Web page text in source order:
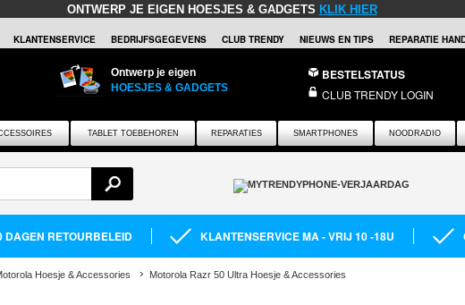
ONTWERP JE EIGEN HOESJES & GADGETS KLIK HIER
KLANTENSERVICE BEDRIJFSGEGEVENS CLUB TRENDY NIEUWS EN TIPS REPARATIE
Ontwerp je eigen
HOESJES & GADGETS
BESTELSTATUS
CLUB TRENDY LOGIN
TABLET TOEBEHOREN REPARATIES SMARTPHONES NOODRADIO
DAGEN RETOURBELEID KLANTENSERVICE MA - VRIJ 10 -18U
Hoesje & Accessories Motorola Razr 50 Ultra Hoesje & Accessories